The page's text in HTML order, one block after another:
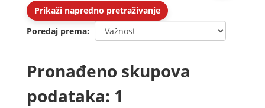
Prikaži napredno pretraživanje
Poredaj prema
Pronađeno skupova
podataka: 1